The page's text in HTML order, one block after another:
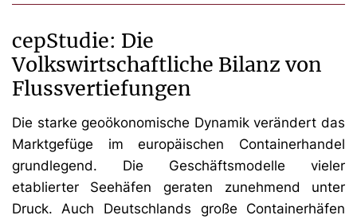
cepStudie: Die
Volkswirtschaftliche Bilanz von
Flussvertiefungen
Die starke geoökonomische Dynamik verändert das
Marktgefüge im europäischen Containerhandel
grundlegend. Die Geschäftsmodelle vieler
etablierter Seehäfen geraten zunehmend unter
Druck. Auch Deutschlands große Containerhäfen